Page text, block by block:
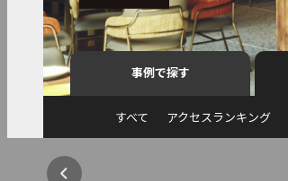
事例で探す
すべて アクセスランキング